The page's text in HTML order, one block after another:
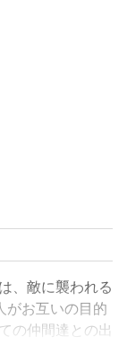
、敵に襲われる
がお互いの目的
の仲間達との出
く。